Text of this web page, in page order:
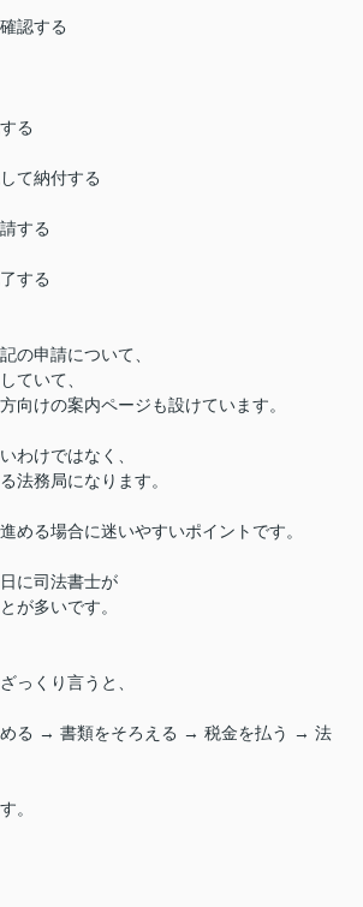
認する
る
て納付する
する
する
の申請について、
ていて、
向けの案内ページも設けています。
わけではなく、
法務局になります。
める場合に迷いやすいポイントです。
に司法書士が
が多いです。
っくり言うと、
める → 書類をそろえる → 税金を払う → 法
。